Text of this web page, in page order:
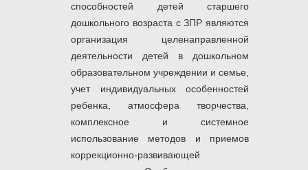
способностей детей старшего
дошкольного возраста с ЗПР являются
организация целенаправленной
деятельности детей в дошкольном
образовательном учреждении и семье,
учет индивидуальных особенностей
ребенка, атмосфера творчества,
комплексное и системное
использование методов и приемов
коррекционно-развивающей